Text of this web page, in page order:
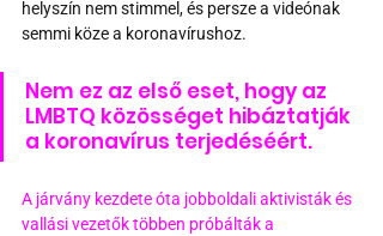
helyszín nem stimmel, és persze a videónak
semmi köze a koronavírushoz.
Nem ez az első eset, hogy az
LMBTQ közösséget hibáztatják
a koronavírus terjedéséért.
A járvány kezdete óta jobboldali aktivisták és
vallási vezetők többen próbálták a